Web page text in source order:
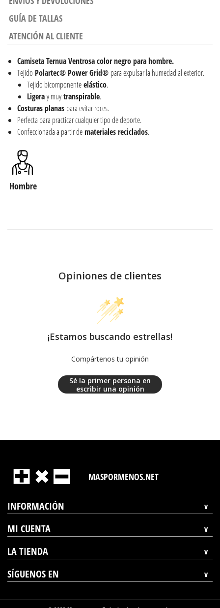
GUÍA DE TALLAS
ATENCIÓN AL CLIENTE
Camiseta Ternua Ventrosa color negro para hombre.
Tejido Polartec® Power Grid® para expulsar la humedad al exterior.
Tejido bicomponenteelástico.
Ligeray muytranspirable.
Costuras planas para evitar roces.
Perfecta para practicar cualquier tipo de deporte.
Confeccionada a partir dematerialesreciclados.
Hombre
Opiniones de clientes
¡Estamos buscando estrellas!
Compártenos tu opinión
Sé la primer persona en
escribir una opinión
MASPORMENOS.NET
INFORMACIÓN
MI CUENTA
LA TIENDA
SÍGUENOS EN